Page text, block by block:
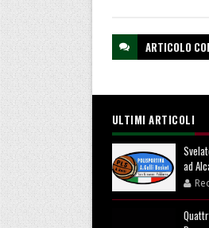
ARTICOLO
ULTIMI ARTICOLI
ad